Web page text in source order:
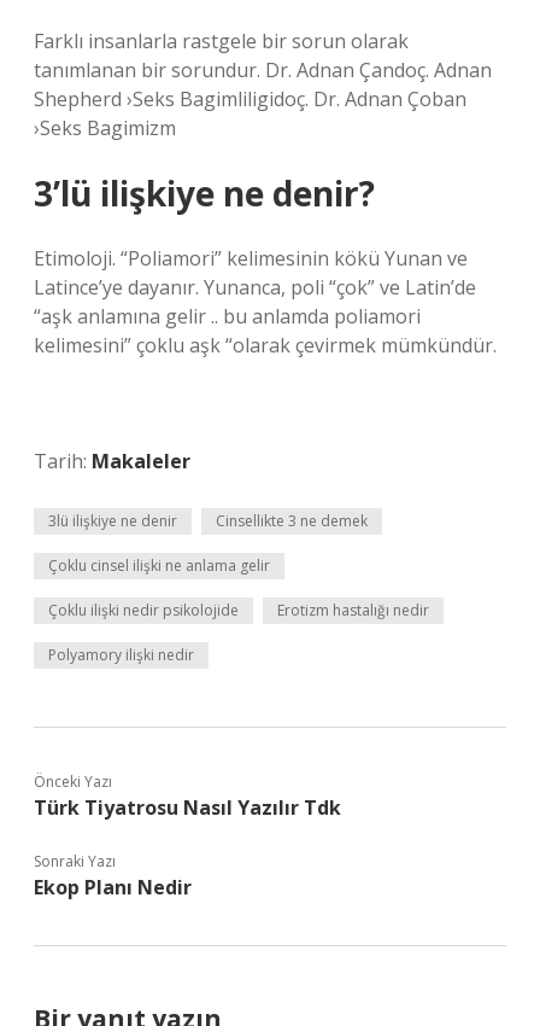
Farklı insanlarla rastgele bir sorun olarak
tanımlanan bir sorundur. Dr. Adnan Çandoç. Adnan
Shepherd ›Seks Bagimliligidoç. Dr. Adnan Çoban
›Seks Bagimizm
3’lü ilişkiye ne denir?
Etimoloji. “Poliamori” kelimesinin kökü Yunan ve
Latince’ye dayanır. Yunanca, poli “çok” ve Latin’de
“aşk anlamına gelir .. bu anlamda poliamori
kelimesini” çoklu aşk “olarak çevirmek mümkündür.
Tarih: Makaleler
3lü ilişkiye ne denir Cinsellikte 3 ne demek
Çoklu cinsel ilişki ne anlama gelir
Çoklu ilişki nedir psikolojide Erotizm hastalığı nedir
Polyamory ilişki nedir
Önceki Yazı
Türk Tiyatrosu Nasıl Yazılır Tdk
Sonraki Yazı
Ekop Planı Nedir
Bir yanıt yazın